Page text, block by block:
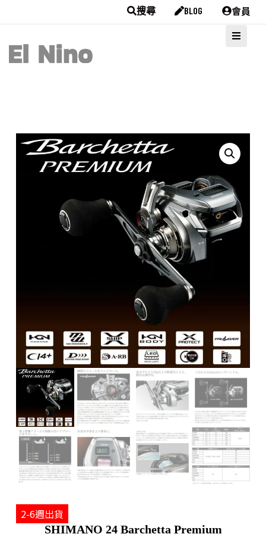
搜尋 BLOG 會員
2-6週出貨
SHIMANO 24 Barchetta Premium